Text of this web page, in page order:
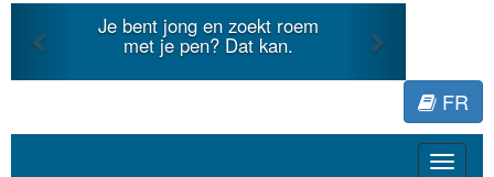
Je bent jong en zoekt roem
met je pen? Dat kan.
Previous
FR